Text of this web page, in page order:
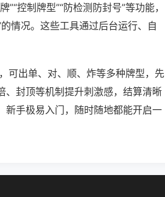
控制牌型”“防检测防封号”等功能，
情况。这些工具通过后台运行、自
可出单、对、顺、炸等多种牌型，先
、封顶等机制提升刺激感，结算清晰
新手极易入门，随时随地都能开启一